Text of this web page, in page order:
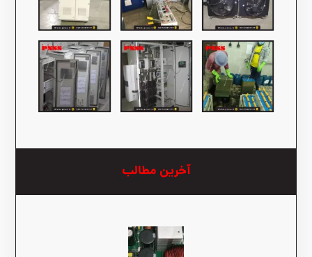
آخرین مطالب